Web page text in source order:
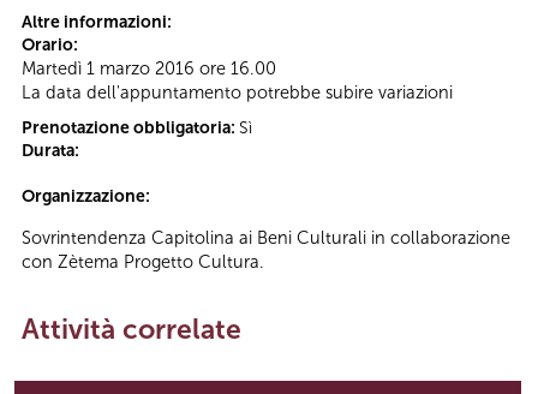
Altre informazioni:
Orario:
Martedì 1 marzo 2016 ore 16.00
La data dell'appuntamento potrebbe subire variazioni
Prenotazione obbligatoria: Sì
Durata:
Organizzazione:
Sovrintendenza Capitolina ai Beni Culturali in collaborazione
con Zètema Progetto Cultura.
Attività correlate